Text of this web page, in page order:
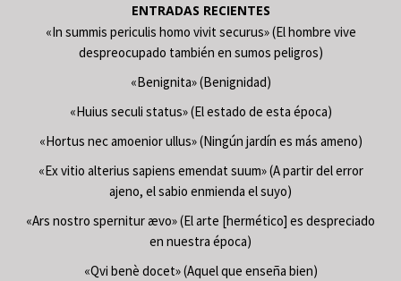
ENTRADAS RECIENTES
«In summis periculis homo vivit securus» (El hombre vive
despreocupado también en sumos peligros)
«Benignita» (Benignidad)
«Huius seculi status» (El estado de esta época)
«Hortus nec amoenior ullus» (Ningún jardín es más ameno)
«Ex vitio alterius sapiens emendat suum» (A partir del error
ajeno, el sabio enmienda el suyo)
«Ars nostro spernitur ævo» (El arte [hermético] es despreciado
en nuestra época)
«Qvi benè docet» (Aquel que enseña bien)